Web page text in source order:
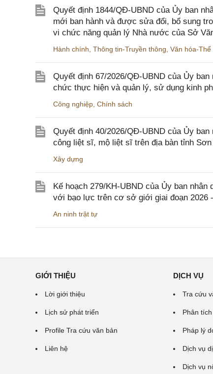
Quyết định 1844/QĐ-UBND của Ủy ban
mới ban hành và được sửa đổi, bổ sung
vi chức năng quản lý Nhà nước của Sở
Hành chính Thông tin-Truyền thông Văn hóa-Thể
Quyết định 67/2026/QĐ-UBND của Ủy
chức thực hiện và quản lý, sử dụng kinh
Công nghiệp Chính sách
Quyết định 40/2026/QĐ-UBND của Ủy
công liệt sĩ, mộ liệt sĩ trên địa bàn tỉnh Sơn
Xây dựng
Kế hoạch 279/KH-UBND của Ủy ban
với bạo lực trên cơ sở giới giai đoạn 2026
An ninh trật tự
GIỚI THIỆU
Lời giới thiệu
Lịch sử phát triển
Profile Tra cứu văn bản
Liên hệ
DỊCH VỤ
Tra cứu
Phân
Pháp lý
Dịch vụ
Dịch vụ